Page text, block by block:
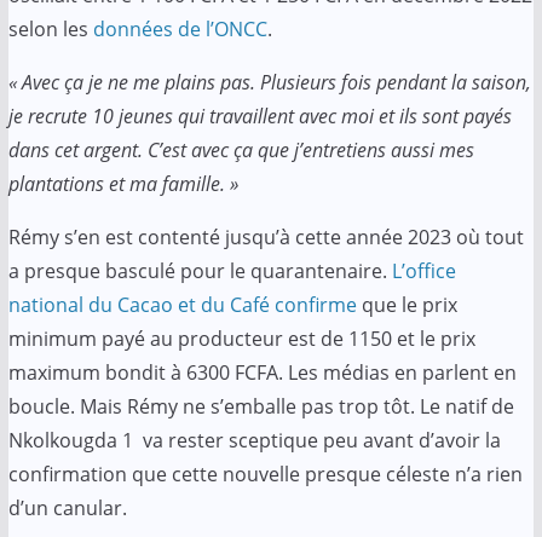
selon les données de l’ONCC.
« Avec ça je ne me plains pas. Plusieurs fois pendant la saison,
je recrute 10 jeunes qui travaillent avec moi et ils sont payés
dans cet argent. C’est avec ça que j’entretiens aussi mes
plantations et ma famille. »
Rémy s’en est contenté jusqu’à cette année 2023 où tout
a presque basculé pour le quarantenaire. L’office
national du Cacao et du Café confirme que le prix
minimum payé au producteur est de 1150 et le prix
maximum bondit à 6300 FCFA. Les médias en parlent en
boucle. Mais Rémy ne s’emballe pas trop tôt. Le natif de
Nkolkougda 1 va rester sceptique peu avant d’avoir la
confirmation que cette nouvelle presque céleste n’a rien
d’un canular.